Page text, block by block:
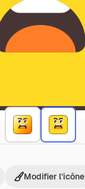
Modifier l’icône